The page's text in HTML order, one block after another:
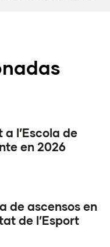
a l’Escola de
en 2026
de ascensos en
de l’Esport